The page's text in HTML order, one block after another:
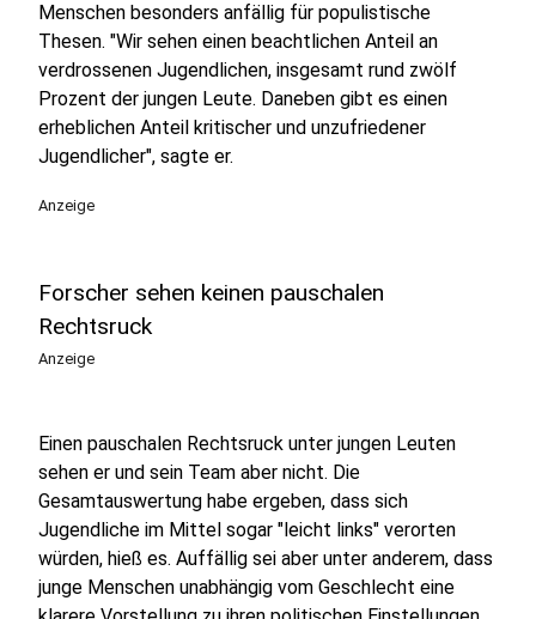
Menschen besonders anfällig für populistische
Thesen. "Wir sehen einen beachtlichen Anteil an
verdrossenen Jugendlichen, insgesamt rund zwölf
Prozent der jungen Leute. Daneben gibt es einen
erheblichen Anteil kritischer und unzufriedener
Jugendlicher", sagte er.
Anzeige
Forscher sehen keinen pauschalen
Rechtsruck
Anzeige
Einen pauschalen Rechtsruck unter jungen Leuten
sehen er und sein Team aber nicht. Die
Gesamtauswertung habe ergeben, dass sich
Jugendliche im Mittel sogar "leicht links" verorten
würden, hieß es. Auffällig sei aber unter anderem, dass
junge Menschen unabhängig vom Geschlecht eine